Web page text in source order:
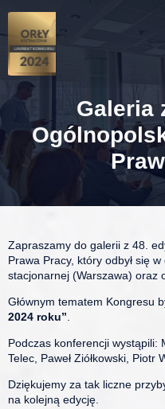
Galeria
Zapraszamy do galerii z 48.
Prawa Pracy, który odbył się
stacjonarnej (Warszawa) oraz
Głównym tematem Kongresu
2024 roku”
Podczas konferencji wystąpili:
Telec, Paweł Ziółkowski, Piotr
Dziękujemy za tak liczne
na kolejną edycję.